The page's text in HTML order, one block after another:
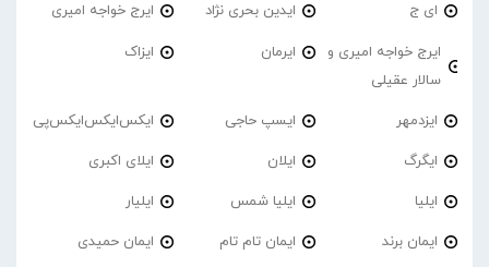
ای ج ایدین بحری نژاد ایرج خواجه امیری
ایرج خواجه امیری و
سالار عقیلی
ایرمان ایزاک
ایزدمهر ایسپ حاجی ایکس‌ایکس‌ایکس‌پی
ایگرگ ایلان ایلای اکبری
ایلیا ایلیا شمس ایلیار
ایمان برند ایمان تام تام ایمان حمیدی